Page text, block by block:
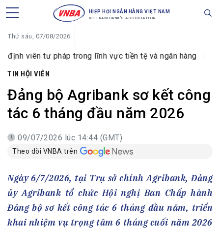
HIỆP HỘI NGÂN HÀNG VIỆT NAM
VIETNAM BANK'S ASSOCIATION
Thứ sáu, 07/08/2026
trong lĩnh vực tiền tệ và ngân hàng VIB đổi tên
TIN HỘI VIÊN
Đảng bộ Agribank sơ kết công
tác 6 tháng đầu năm 2026
09/07/2026 lúc 14:44 (GMT)
Theo dõi VNBA trên
Ngày 6/7/2026, tại Trụ sở chính Agribank, Đảng
ủy Agribank tổ chức Hội nghị Ban Chấp hành
Đảng bộ sơ kết công tác 6 tháng đầu năm, triển
khai nhiệm vụ trọng tâm 6 tháng cuối năm 2026